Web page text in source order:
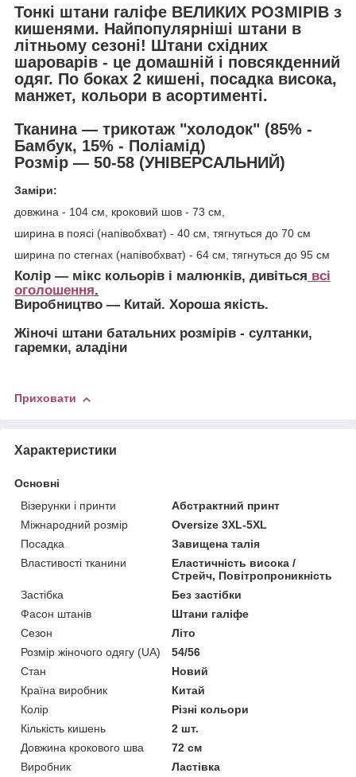
Тонкі штани галіфе ВЕЛИКИХ РОЗМІРІВ з
кишенями. Найпопулярніші штани в
літньому сезоні! Штани східних
шароварів - це домашній і повсякденний
одяг. По боках 2 кишені, посадка висока,
манжет, кольори в асортименті.
Тканина ― трикотаж "холодок" (85% -
Бамбук, 15% - Поліамід)
Розмір ― 50-58 (УНІВЕРСАЛЬНИЙ)
Заміри:
довжина - 104 см, кроковий шов - 73 см,
ширина в поясі (напівобхват) - 40 см, тягнуться до 70 см
ширина по стегнах (напівобхват) - 64 см, тягнуться до 95 см
Колір ― мікс кольорів і малюнків, дивіться всі
оголошення.
Виробництво ― Китай. Хороша якість.
Жіночі штани батальних розмірів - султанки,
гаремки, аладіни
Приховати
Характеристики
Основні
Візерунки і принти
Абстрактний принт
Міжнародний розмір
Oversize 3XL-5XL
Посадка
Завищена талія
Властивості тканини
Еластичність висока /
Стрейч, Повітропроникність
Застібка
Без застібки
Фасон штанів
Штани галіфе
Сезон
Літо
Розмір жіночого одягу (UA)
54/56
Стан
Новий
Країна виробник
Китай
Колір
Різні кольори
Кількість кишень
2 шт.
Довжина крокового шва
72 см
Виробник
Ластівка